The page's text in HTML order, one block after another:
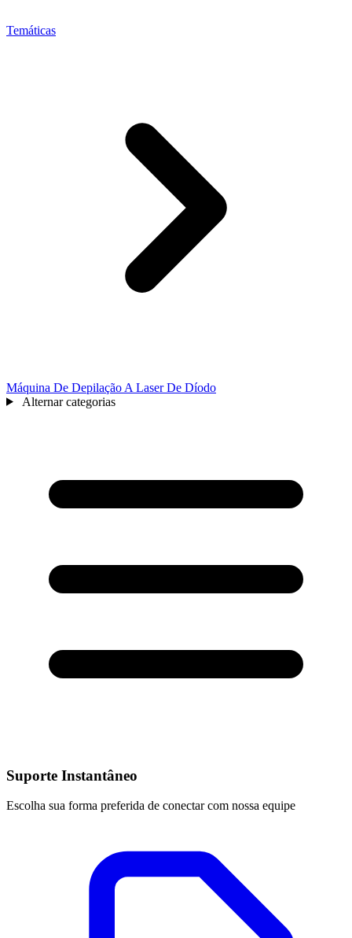
Temáticas
Máquina De Depilação A Laser De Díodo
Alternar categorias
Suporte Instantâneo
Escolha sua forma preferida de conectar com nossa equipe